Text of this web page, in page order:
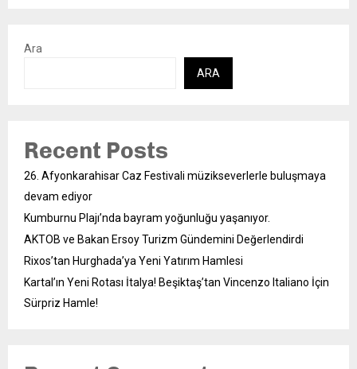
Ara
ARA
Recent Posts
26. Afyonkarahisar Caz Festivali müzikseverlerle buluşmaya
devam ediyor
Kumburnu Plajı’nda bayram yoğunluğu yaşanıyor.
AKTOB ve Bakan Ersoy Turizm Gündemini Değerlendirdi
Rixos’tan Hurghada’ya Yeni Yatırım Hamlesi
Kartal’ın Yeni Rotası İtalya! Beşiktaş’tan Vincenzo Italiano İçin
Sürpriz Hamle!